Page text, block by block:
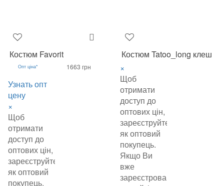
Костюм Favorit
Опт ціна*
Узнать опт
цену
×
Щоб
отримати
доступ до
оптових цін,
зареєструйтеся
як оптовий
покупець.
1663 грн
Костюм Tatoo_long клеш
×
Щоб
отримати
доступ до
оптових цін,
зареєструйтеся
як оптовий
покупець.
Якщо Ви
вже
зареєстровані